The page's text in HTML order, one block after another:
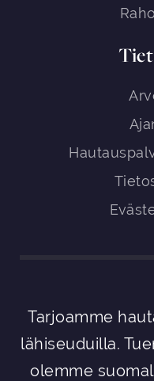
Tarjoamme
lähiseuduilla.
olemme